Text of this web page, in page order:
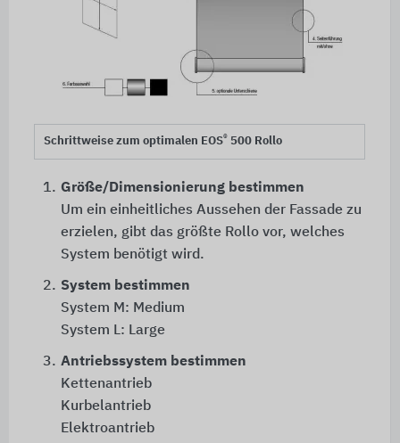
Schrittweise zum optimalen EOS® 500 Rollo
1. Größe/Dimensionierung bestimmen
Um ein einheitliches Aussehen der Fassade zu
erzielen, gibt das größte Rollo vor, welches
System benötigt wird.
2. System bestimmen
System M: Medium
System L: Large
3. Antriebssystem bestimmen
Kettenantrieb
Kurbelantrieb
Elektroantrieb